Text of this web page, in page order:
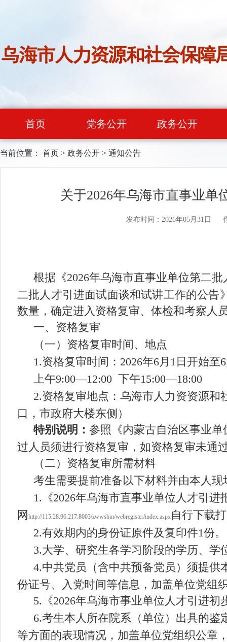
首页 党务公开 政务公开
当前位置： 首页 > 政务公开 > 通知公告
关于2026年乌海市直事业
发布时间：2026年05月31日
根据《2026年乌海市直事业单位第二批
二批人才引进面试面谈和试讲工作的公告
数量，确定进入资格复审、体检和考察人
一、资格复审
（一） 资格复审时间、地点
1.资格复审时间： 2026年6月 1日开始至6
上午9:00—12:00 下午15:00—18:00
2.资格复审地点：乌海市人力资资源和
口，市政府大楼东侧）
特别说明： 参照《内蒙古自治区事业
过人员须进行资格复审，如资格复审未通
（二） 资格复审所需材料
考生需要提前准备以下材料并由本人现
1. 《2026年乌海市直事业单位人才引进
网 http://115.28.96.217:8003/zwwsbm/webregister/index.aspx 自行下载
2.有效期内的身份证原件及复印件1份。
3.大学、研究生各学习阶段的学历、学
4.中共党员（含中共预备党员）须提
份证号、入党时间等信息，加盖单位党组
5. 《2026年乌海市事业单位人才引进初
6.考生本人所在院系（单位）出具的鉴
等方面的表现情况，加盖单位党组织公章